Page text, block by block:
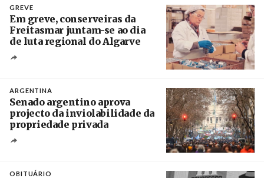
GREVE
Em greve, conserveiras da
Freitasmar juntam-se ao dia
de luta regional do Algarve
ARGENTINA
Senado argentino aprova
projecto da inviolabilidade da
propriedade privada
OBITUÁRIO